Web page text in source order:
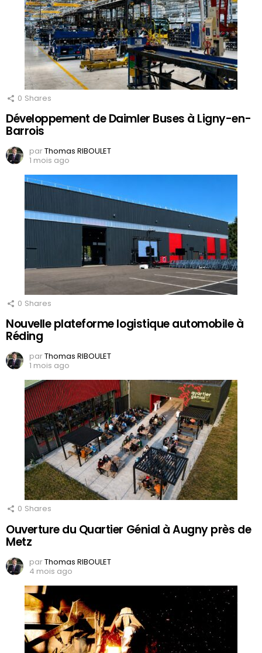
0 Shares
Développement de Daimler Buses à Ligny-en-
Barrois
parThomas RIBOULET
1 mois ago
0 Shares
Nouvelle plateforme logistique automobile à
Réding
parThomas RIBOULET
1 mois ago
0 Shares
Ouverture du Quartier Génial à Augny près de
Metz
parThomas RIBOULET
4 mois ago